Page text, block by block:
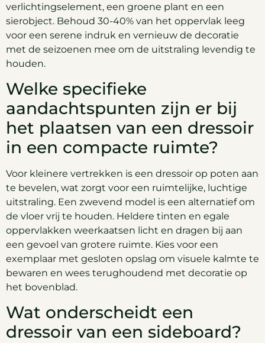
verlichtingselement, een groene plant en een
sierobject. Behoud 30-40% van het oppervlak leeg
voor een serene indruk en vernieuw de decoratie
met de seizoenen mee om de uitstraling levendig te
houden.
Welke specifieke
aandachtspunten zijn er bij
het plaatsen van een dressoir
in een compacte ruimte?
Voor kleinere vertrekken is een dressoir op poten aan
te bevelen, wat zorgt voor een ruimtelijke, luchtige
uitstraling. Een zwevend model is een alternatief om
de vloer vrij te houden. Heldere tinten en egale
oppervlakken weerkaatsen licht en dragen bij aan
een gevoel van grotere ruimte. Kies voor een
exemplaar met gesloten opslag om visuele kalmte te
bewaren en wees terughoudend met decoratie op
het bovenblad.
Wat onderscheidt een
dressoir van een sideboard?